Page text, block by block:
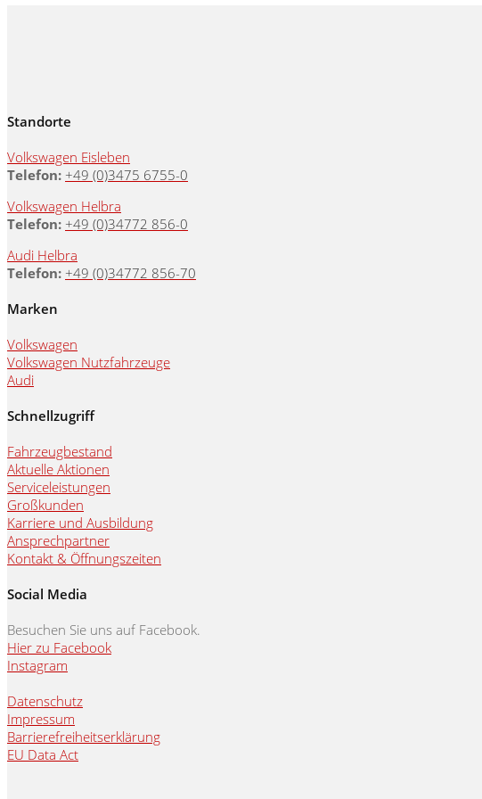
Standorte
Volkswagen Eisleben
Telefon: +49 (0)3475 6755-0
Volkswagen Helbra
Telefon: +49 (0)34772 856-0
Audi Helbra
Telefon: +49 (0)34772 856-70
Marken
Volkswagen
Volkswagen Nutzfahrzeuge
Audi
Schnellzugriff
Fahrzeugbestand
Aktuelle Aktionen
Serviceleistungen
Großkunden
Karriere und Ausbildung
Ansprechpartner
Kontakt & Öffnungszeiten
Social Media
Besuchen Sie uns auf Facebook.
Hier zu Facebook
Instagram
Datenschutz
Impressum
Barrierefreiheitserklärung
EU Data Act